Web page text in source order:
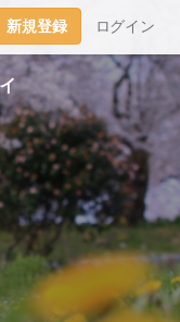
新規登録 ログイン